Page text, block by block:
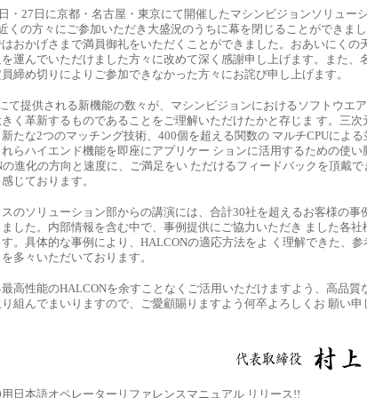
・27日に京都・名古屋・東京にて開催したマシンビジョンソリュー
くの方々にご参加いただき大盛況のうちに幕を閉じることができま
おかげさまで満員御礼をいただくことができました。おあいにくの
運んでいただけました方々に改めて深く感謝申し上げます。また、
締め切りによりご参加できなかった方々にお詫び申し上げます。
て提供される新機能の数々が、マシンビジョンにおけるソフトウエ
く革新するものであることをご理解いただけたかと存じま す。三次
たな2つのマッチング技術、400個を超える関数の マルチCPUによ
らハイエンド機能を即座にアプリケー ションに活用するための使い
進化の方向と速度に、ご満足をい ただけるフィードバックを頂戴で
じております。
のソリューション部からの講演には、合計30社を超えるお客様の事
した。内部情報を含む中で、事例提供にご協力いただき ました各社
。具体的な事例により、HALCONの適応方法をよ く理解できた、参
多々いただいております。
高性能のHALCONを余すことなくご活用いただけますよう、高品質
組んでまいりますので、ご愛顧賜りますよう何卒よろしくお 願い申
日本語オペレーターリファレンスマニュアル リリース!!